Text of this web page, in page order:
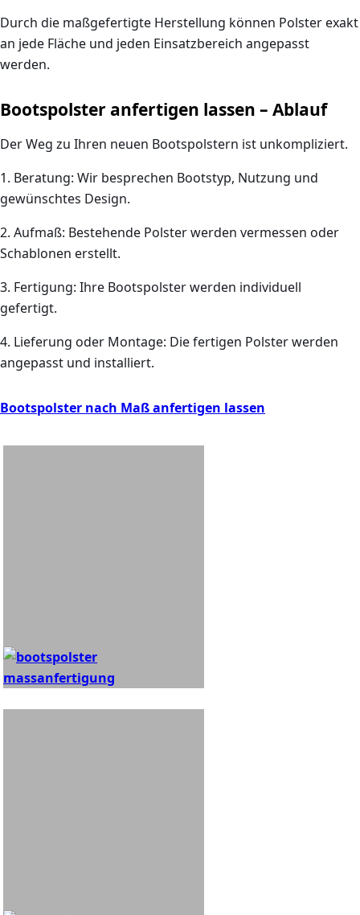
Durch die maßgefertigte Herstellung können Polster exakt
an jede Fläche und jeden Einsatzbereich angepasst
werden.
Bootspolster anfertigen lassen – Ablauf
Der Weg zu Ihren neuen Bootspolstern ist unkompliziert.
1. Beratung: Wir besprechen Bootstyp, Nutzung und
gewünschtes Design.
2. Aufmaß: Bestehende Polster werden vermessen oder
Schablonen erstellt.
3. Fertigung: Ihre Bootspolster werden individuell
gefertigt.
4. Lieferung oder Montage: Die fertigen Polster werden
angepasst und installiert.
Bootspolster nach Maß anfertigen lassen